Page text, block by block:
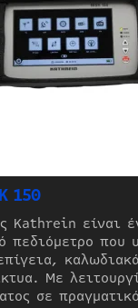
150
Kathrein είναι
πεδιόμετρο που
Με
σε